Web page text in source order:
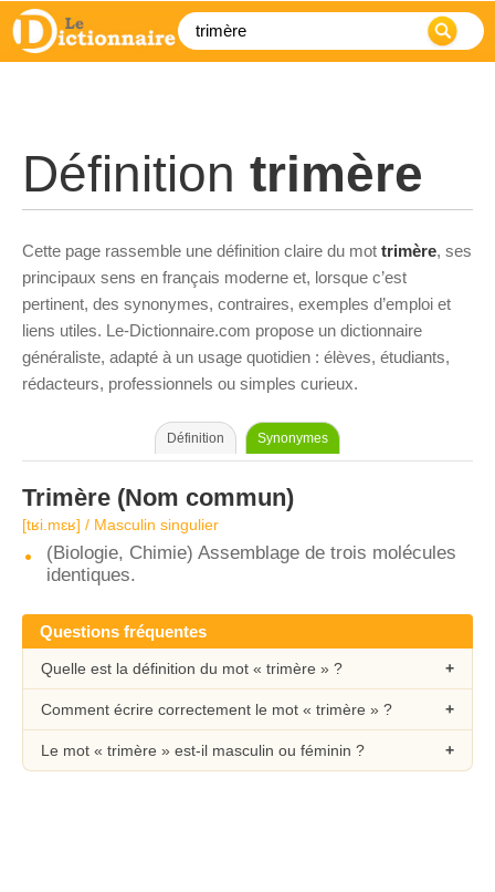
Définition trimère
Cette page rassemble une définition claire du mot trimère, ses
principaux sens en français moderne et, lorsque c’est
pertinent, des synonymes, contraires, exemples d’emploi et
liens utiles. Le-Dictionnaire.com propose un dictionnaire
généraliste, adapté à un usage quotidien : élèves, étudiants,
rédacteurs, professionnels ou simples curieux.
Définition Synonymes
Trimère (Nom commun)
[tʁi.mɛʁ] / Masculin singulier
(Biologie, Chimie) Assemblage de trois molécules
identiques.
Questions fréquentes
Quelle est la définition du mot « trimère » ?
Comment écrire correctement le mot « trimère » ?
Le mot « trimère » est-il masculin ou féminin ?